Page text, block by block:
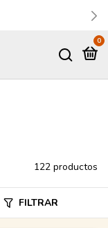
0
122 productos
FILTRAR